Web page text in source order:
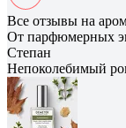
Все отзывы на
От парфюмерных
Степан
Непоколебимый